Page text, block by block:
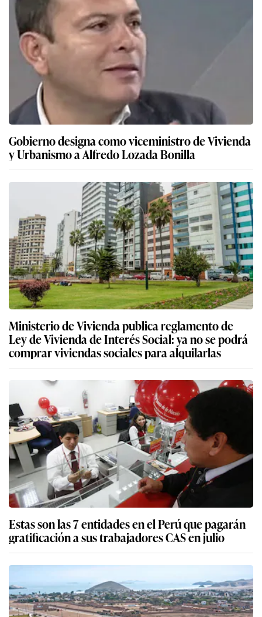
Gobierno designa como viceministro de Vivienda
y Urbanismo a Alfredo Lozada Bonilla
Ministerio de Vivienda publica reglamento de
Ley de Vivienda de Interés Social: ya no se podrá
comprar viviendas sociales para alquilarlas
Estas son las 7 entidades en el Perú que pagarán
gratificación a sus trabajadores CAS en julio